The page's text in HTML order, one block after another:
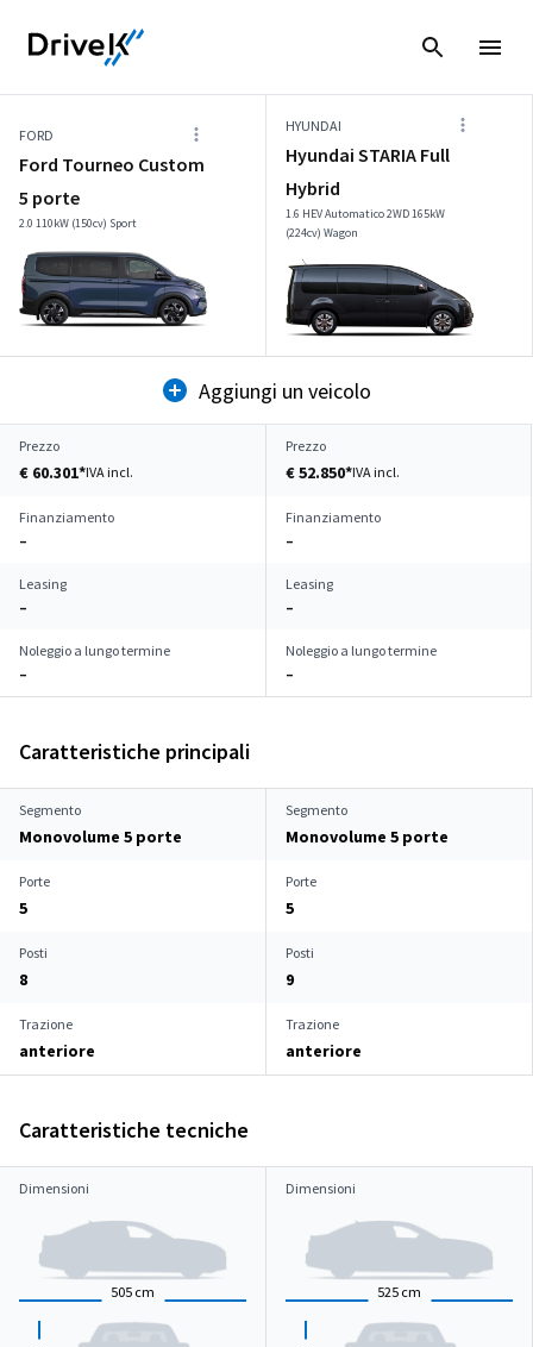
FORD
Ford Tourneo Custom
5 porte
2.0 110kW (150cv) Sport
HYUNDAI
Hyundai STARIA Full
Hybrid
1.6 HEV Automatico 2WD 165kW
(224cv) Wagon
Aggiungi un veicolo
Prezzo
€ 60.301*IVA incl.
Prezzo
€ 52.850*IVA incl.
Finanziamento
–
Finanziamento
–
Leasing
–
Leasing
–
Noleggio a lungo termine
–
Noleggio a lungo termine
–
Caratteristiche principali
Segmento
Monovolume 5 porte
Segmento
Monovolume 5 porte
Porte
5
Porte
5
Posti
8
Posti
9
Trazione
anteriore
Trazione
anteriore
Caratteristiche tecniche
Dimensioni
505 cm
Dimensioni
525 cm